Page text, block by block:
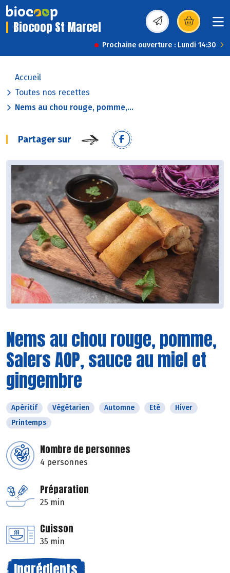
Biocoop St Marcel (s’ouvre dans une
Prochaine ouverture : Lundi 14:30
Accueil
Toutes nos recettes
Nems au chou rouge, pomme,...
Partager sur
Nems au chou rouge, pomme,
Salers AOP, sauce au miel et
gingembre
Apéritif Végétarien Automne Eté
Hiver
Printemps
Nombre de personnes
4 personnes
Préparation
25 min
Cuisson
35 min